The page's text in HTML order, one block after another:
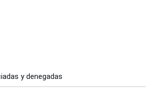
y denegadas